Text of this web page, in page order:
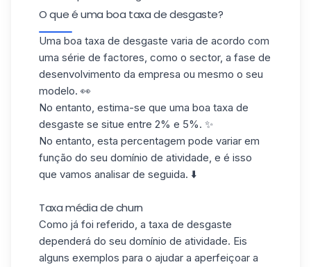
O que é uma boa taxa de desgaste?
Uma boa taxa de desgaste varia de acordo com
uma série de factores, como o sector, a fase de
desenvolvimento da empresa ou mesmo o seu
modelo. 👀
No entanto, estima-se que uma boa taxa de
desgaste se situe entre 2% e 5%. ✨
No entanto, esta percentagem pode variar em
função do seu domínio de atividade, e é isso
que vamos analisar de seguida. ⬇️
Taxa média de churn
Como já foi referido, a taxa de desgaste
dependerá do seu domínio de atividade. Eis
alguns exemplos para o ajudar a aperfeiçoar a